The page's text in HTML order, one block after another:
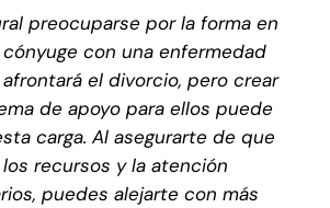
preocuparse por la forma en
con una enfermedad
el divorcio, pero crear
de apoyo para ellos puede
carga. Al asegurarte de que
recursos y la atención
puedes alejarte con más